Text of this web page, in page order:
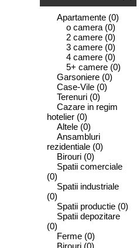
Apartamente(0)
o camera(0)
2 camere(0)
3 camere(0)
4 camere(0)
5+ camere(0)
Garsoniere(0)
Case-Vile(0)
Terenuri(0)
Cazare in regim
hotelier(0)
Altele(0)
Ansambluri
rezidentiale(0)
Birouri(0)
Spatii comerciale
(0)
Spatii industriale
(0)
Spatii productie(0)
Spatii depozitare
(0)
Ferme(0)
Birouri(0)